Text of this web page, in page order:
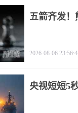
五箭齐发！
2026-08-06
央视短短5